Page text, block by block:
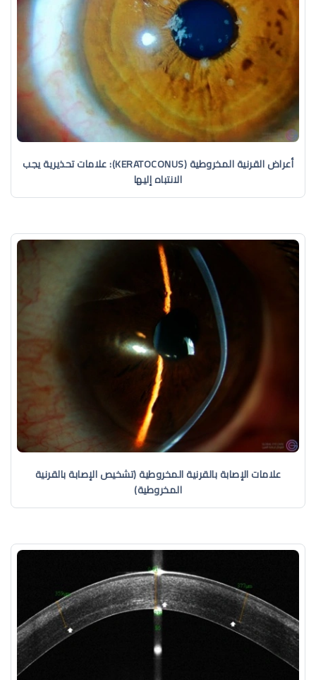
أعراض القرنية المخروطية (KERATOCONUS): علامات تحذيرية يجب
الانتباه إليها
علامات الإصابة بالقرنية المخروطية (تشخيص الإصابة بالقرنية
المخروطية)